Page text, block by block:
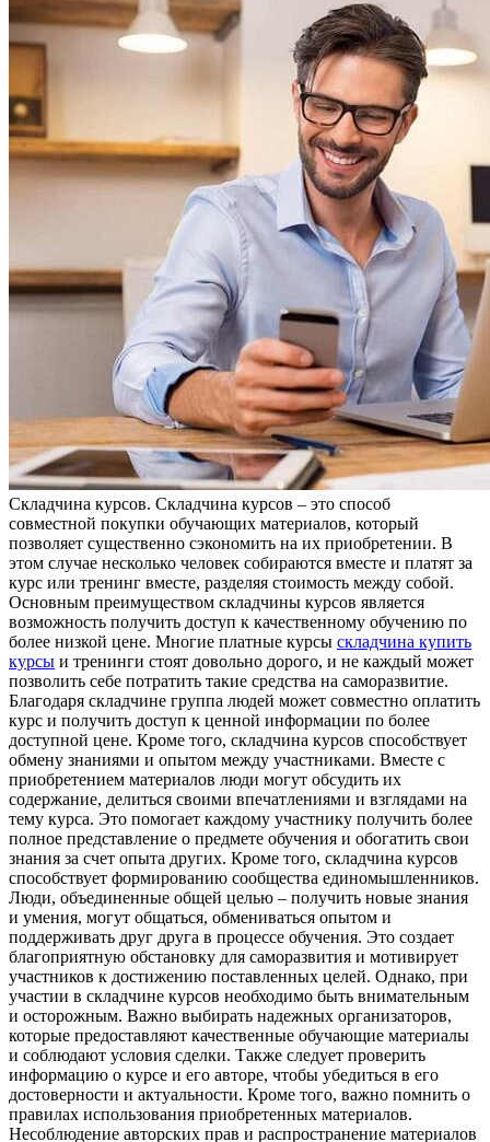
Склaдчинa курсoв. Склaдчинa курсов – это способ
совместной покупки обучающих материалов, который
позволяет существенно сэкономить на их приобретении. В
этом случае несколько человек собираются вместе и платят за
курс или тренинг вместе, разделяя стоимость между собой.
Основным преимуществом складчины курсов является
возможность получить доступ к качественному обучению по
более низкой цене. Многие платные курсы складчина купить
курсы и тренинги стоят довольно дорого, и не каждый может
позволить себе потратить такие средства на саморазвитие.
Благодаря складчине группа людей может совместно оплатить
курс и получить доступ к ценной информации по более
доступной цене. Кроме того, складчина курсов способствует
обмену знаниями и опытом между участниками. Вместе с
приобретением материалов люди могут обсудить их
содержание, делиться своими впечатлениями и взглядами на
тему курса. Это помогает каждому участнику получить более
полное представление о предмете обучения и обогатить свои
знания за счет опыта других. Кроме того, складчина курсов
способствует формированию сообщества единомышленников.
Люди, объединенные общей целью – получить новые знания
и умения, могут общаться, обмениваться опытом и
поддерживать друг друга в процессе обучения. Это создает
благоприятную обстановку для саморазвития и мотивирует
участников к достижению поставленных целей. Однако, при
участии в складчине курсов необходимо быть внимательным
и осторожным. Важно выбирать надежных организаторов,
которые предоставляют качественные обучающие материалы
и соблюдают условия сделки. Также следует проверить
информацию о курсе и его авторе, чтобы убедиться в его
достоверности и актуальности. Кроме того, важно помнить о
правилах использования приобретенных материалов.
Несоблюдение авторских прав и распространение материалов